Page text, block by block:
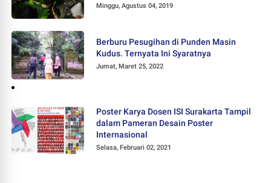
Minggu, Agustus 04, 2019
Berburu Pesugihan di Punden Masin
Kudus. Ternyata Ini Syaratnya
Jumat, Maret 25, 2022
Poster Karya Dosen ISI Surakarta Tampil
dalam Pameran Desain Poster
Internasional
Selasa, Februari 02, 2021